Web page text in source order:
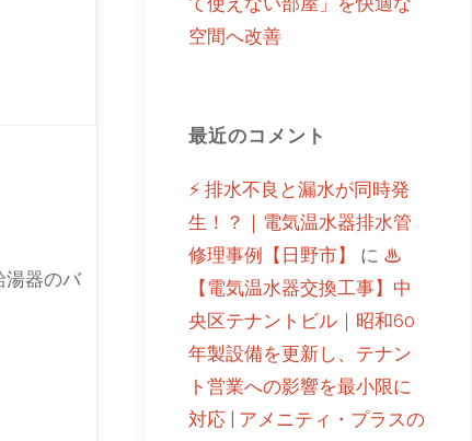
湯器のバ
空間へ改善
最近のコメント
⚡ 排水不良と漏水が同時発
生！？｜電気温水器排水管
修理事例【日野市】
に ♨
【電気温水器交換工事】中
央区テナントビル｜昭和60
年製設備を更新し、テナン
ト営業への影響を最小限に
対応 | アメニティ・プラスの